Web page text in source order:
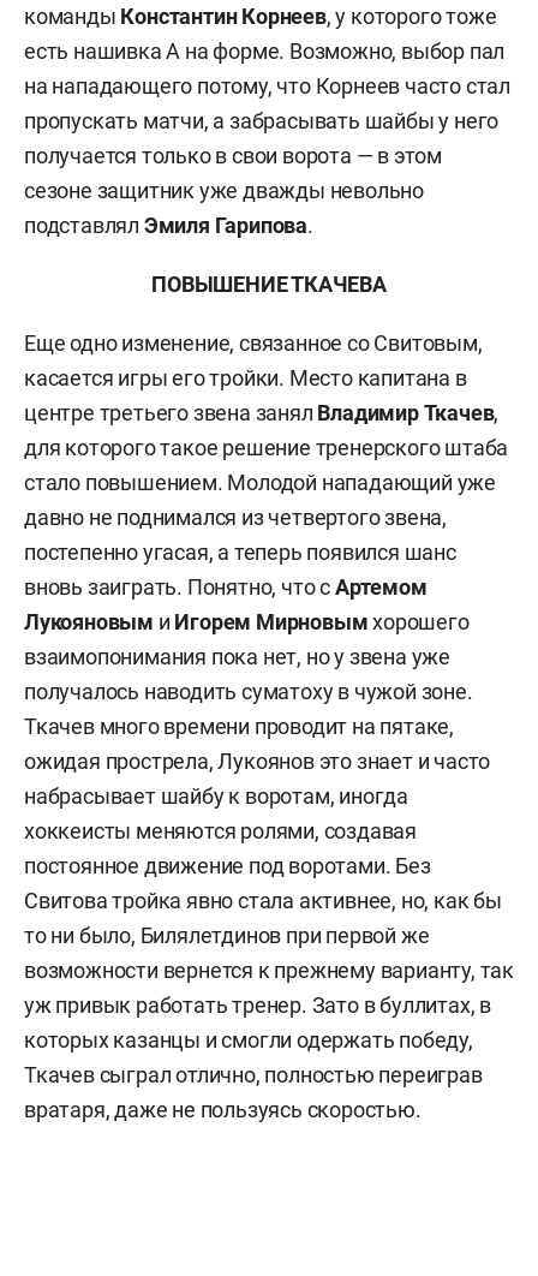
команды Константин Корнеев, у которого тоже
есть нашивка А на форме. Возможно, выбор пал
на нападающего потому, что Корнеев часто стал
пропускать матчи, а забрасывать шайбы у него
получается только в свои ворота — в этом
сезоне защитник уже дважды невольно
подставлял Эмиля Гарипова.
ПОВЫШЕНИЕ ТКАЧЕВА
Еще одно изменение, связанное со Свитовым,
касается игры его тройки. Место капитана в
центре третьего звена занял ВладимирТкачев,
для которого такое решение тренерского штаба
стало повышением. Молодой нападающий уже
давно не поднимался из четвертого звена,
постепенно угасая, а теперь появился шанс
вновь заиграть. Понятно, что сАртемом
Лукояновым и Игорем Мирновымхорошего
взаимопонимания пока нет, но у звена уже
получалось наводить суматоху в чужой зоне.
Ткачев много времени проводит на пятаке,
ожидая прострела, Лукоянов это знает и часто
набрасывает шайбу к воротам, иногда
хоккеисты меняются ролями, создавая
постоянное движение под воротами. Без
Свитова тройка явно стала активнее, но, как бы
то ни было, Билялетдинов при первой же
возможности вернется к прежнему варианту, так
уж привык работать тренер. Зато в буллитах, в
которых казанцы и смогли одержать победу,
Ткачев сыграл отлично, полностью переиграв
вратаря, даже не пользуясь скоростью.